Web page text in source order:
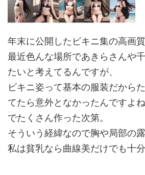
年末に公開したビキニ集の高画
最近色んな場所であきらさんや
たいと考えてるんですが、
ビキニ姿って基本の服装だから
てたら意外となかったんですよ
でたくさん作った次第。
そういう経緯なので胸や局部の
私は貧乳なら曲線美だけでも十